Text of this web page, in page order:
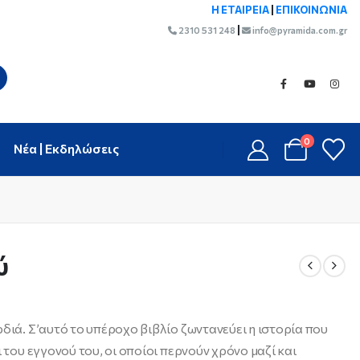
Η ΕΤΑΙΡΕΙΑ ΕΠΙΚΟΙΝΩΝΙΑ
2310 531 248 info@pyramida.com.gr
Νέα | Εκδηλώσεις 0
Σ’αυτό το υπέροχο βιβλίο ζωντανεύει η ιστορία που
εγγονού του, οι οποίοι περνούν χρόνο μαζί και